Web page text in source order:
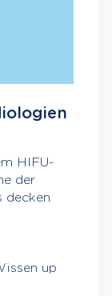
HIFU-
der
decken
up